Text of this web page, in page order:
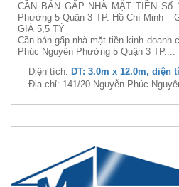
CẦN BÁN GẤP NHÀ MẶT TIỀN Số
Phường 5 Quận 3 TP. Hồ Chí Minh –
GIÁ 5,5 TỶ
Cần bán gấp nhà mặt tiền kinh doanh
Phúc Nguyên Phường 5 Quận 3 TP....
Diện tích: DT: 3.0m x 12.0m, diện
Địa chỉ: 141/20 Nguyễn Phúc